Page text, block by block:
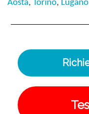
Aosta, Torino, Lugano